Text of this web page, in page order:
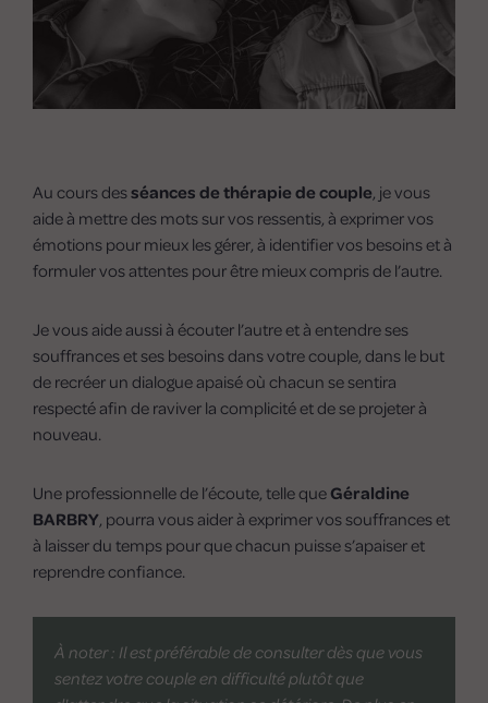
Au cours desséances de thérapie de couple, je vous
aide à mettre des mots sur vos ressentis, à exprimer vos
émotions pour mieux les gérer, à identifier vos besoins et à
formuler vos attentes pour être mieux compris de l’autre.
Je vous aide aussi à écouter l’autre et à entendre ses
souffrances et ses besoins dans votre couple, dans le but
de recréer un dialogue apaisé où chacun se sentira
respecté afin de raviver la complicité et de se projeter à
nouveau.
Une professionnelle de l’écoute, telle que Géraldine
BARBRY, pourra vous aider à exprimer vos souffrances et
à laisser du temps pour que chacun puisse s’apaiser et
reprendre confiance.
À noter : Il est préférable de consulter dès que vous
sentez votre couple en difficulté plutôt que